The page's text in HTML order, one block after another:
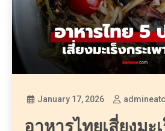
January 17, 2026